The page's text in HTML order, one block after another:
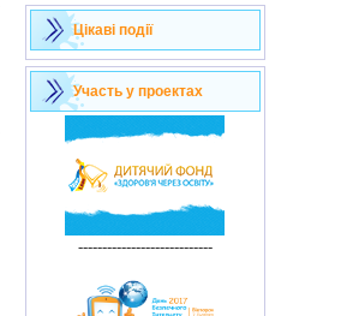
Цікаві події
Участь у проектах
----------------------------